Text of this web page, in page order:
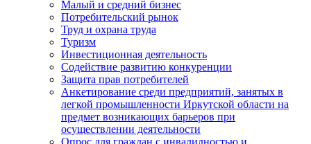
Малый и средний бизнес
Потребительский рынок
Труд и охрана труда
Туризм
Инвестиционная деятельность
Содействие развитию конкуренции
Защита прав потребителей
Анкетирование среди предприятий, занятых в
легкой промышленности Иркутской области на
предмет возникающих барьеров при
осуществлении деятельности
Опрос для граждан с инвалидностью и